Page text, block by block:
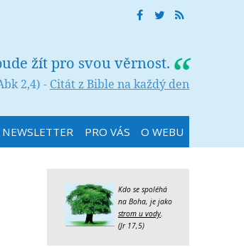
žít pro svou věrnost.
2,4) - Citát z Bible na každý den
NEWSLETTER PRO VÁS O WEBU
Kdo se spoléhá
na Boha, je jako
strom u vody.
(Jr 17,5)